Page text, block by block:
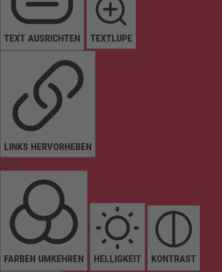
TEXT AUSRICHTEN TEXTLUPE
LINKS HERVORHEBEN
Farben
FARBEN UMKEHREN HELLIGKEIT KONTRAST